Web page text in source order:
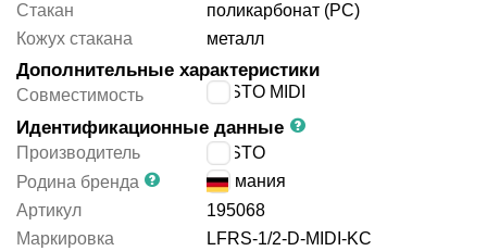
Стакан
поликарбонат (PC)
Кожух стакана
металл
Дополнительные характеристики
Совместимость FESTO MIDI
Идентификационные данные
Производитель
FESTO
Родина бренда
Германия
Артикул
195068
Маркировка
LFRS-1/2-D-MIDI-KC